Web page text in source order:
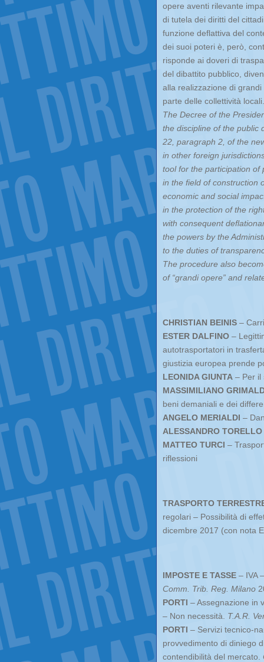
opere aventi rilevante
di tutela dei diritti del
funzione deflattiva del
dei suoi poteri è, però,
risponde ai doveri di
del dibattito pubblico,
alla realizzazione di
parte delle collettività locali.
The Decree of the
the discipline of the public
22, paragraph 2, of the
in other foreign
tool for the participation of
in the field of construction
economic and social
in the protection of the
with consequent
the powers by the
to the duties of
The procedure also
of “grandi opere” and
CHRISTIAN BEINIS –
ESTER DALFINO –
autotrasportatori in
giustizia europea prende
LEONIDA GIUNTA – Per il
MASSIMILIANO
beni demaniali e dei
ANGELO MERIALDI –
ALESSANDRO TORELLO
MATTEO TURCI –
riflessioni
TRASPORTO
regolari – Possibilità di
dicembre 2017 (con nota
IMPOSTE E TASSE – IVA
Comm. Trib. Reg. Milano
PORTI – Assegnazione in
– Non necessità. T.A.R.
PORTI – Servizi tecnico-
provvedimento di diniego
contendibilità del mercato.